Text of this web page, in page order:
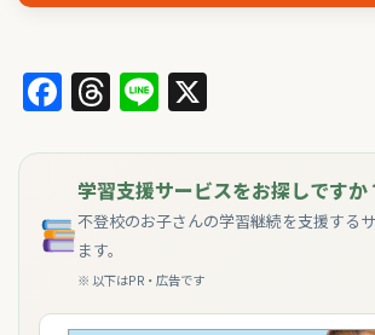
Facebook
Threads
Line
学習支援サービスをお探しですか
不登校のお子さんの学習継続を支援する
ます。
※ 以下はPR・広告です